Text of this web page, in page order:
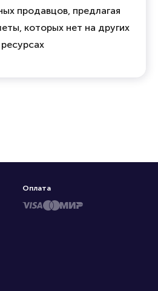
продавцов, предлагая
которых нет на других
ресурсах
Оплата